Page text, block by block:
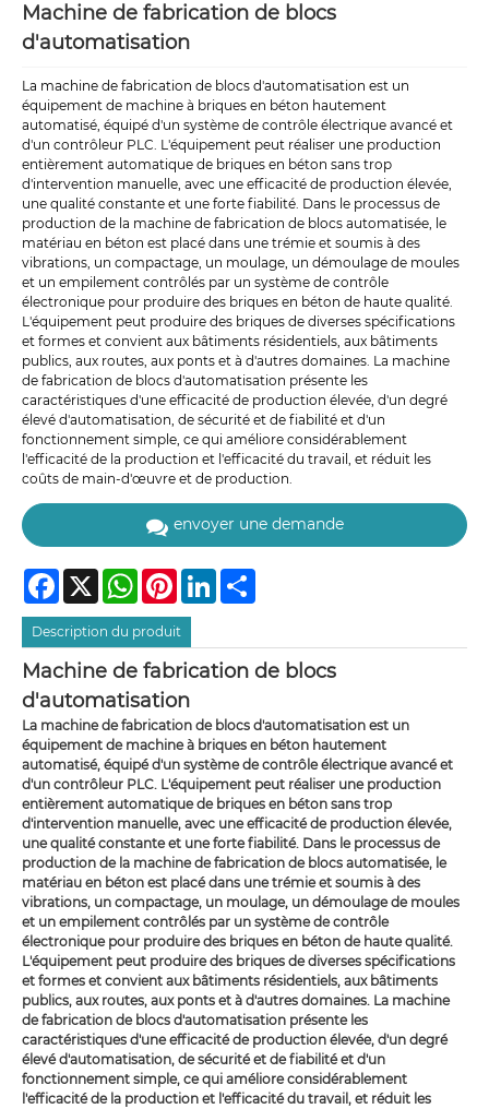
Machine de fabrication de blocs
d'automatisation
La machine de fabrication de blocs d'automatisation est un
équipement de machine à briques en béton hautement
automatisé, équipé d'un système de contrôle électrique avancé et
d'un contrôleur PLC. L'équipement peut réaliser une production
entièrement automatique de briques en béton sans trop
d'intervention manuelle, avec une efficacité de production élevée,
une qualité constante et une forte fiabilité. Dans le processus de
production de la machine de fabrication de blocs automatisée, le
matériau en béton est placé dans une trémie et soumis à des
vibrations, un compactage, un moulage, un démoulage de moules
et un empilement contrôlés par un système de contrôle
électronique pour produire des briques en béton de haute qualité.
L'équipement peut produire des briques de diverses spécifications
et formes et convient aux bâtiments résidentiels, aux bâtiments
publics, aux routes, aux ponts et à d'autres domaines. La machine
de fabrication de blocs d'automatisation présente les
caractéristiques d'une efficacité de production élevée, d'un degré
élevé d'automatisation, de sécurité et de fiabilité et d'un
fonctionnement simple, ce qui améliore considérablement
l'efficacité de la production et l'efficacité du travail, et réduit les
coûts de main-d'œuvre et de production.
envoyer une demande
Facebook
X WhatsAppPinterestLinkedIn
Description du produit
Machine de fabrication de blocs
d'automatisation
La machine de fabrication de blocs d'automatisation est un
équipement de machine à briques en béton hautement
automatisé, équipé d'un système de contrôle électrique avancé et
d'un contrôleur PLC. L'équipement peut réaliser une production
entièrement automatique de briques en béton sans trop
d'intervention manuelle, avec une efficacité de production élevée,
une qualité constante et une forte fiabilité. Dans le processus de
production de la machine de fabrication de blocs automatisée, le
matériau en béton est placé dans une trémie et soumis à des
vibrations, un compactage, un moulage, un démoulage de moules
et un empilement contrôlés par un système de contrôle
électronique pour produire des briques en béton de haute qualité.
L'équipement peut produire des briques de diverses spécifications
et formes et convient aux bâtiments résidentiels, aux bâtiments
publics, aux routes, aux ponts et à d'autres domaines. La machine
de fabrication de blocs d'automatisation présente les
caractéristiques d'une efficacité de production élevée, d'un degré
élevé d'automatisation, de sécurité et de fiabilité et d'un
fonctionnement simple, ce qui améliore considérablement
l'efficacité de la production et l'efficacité du travail, et réduit les